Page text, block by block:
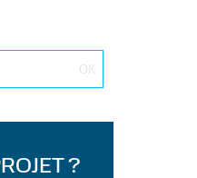
?